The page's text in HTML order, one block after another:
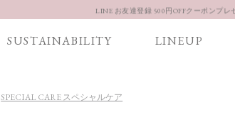
LINE お友達登録 500円OFFクーポンプレ
お得な定期購入コースはこちら
SUSTAINABILITY LINEUP
SPECIAL CARE スペシャルケア